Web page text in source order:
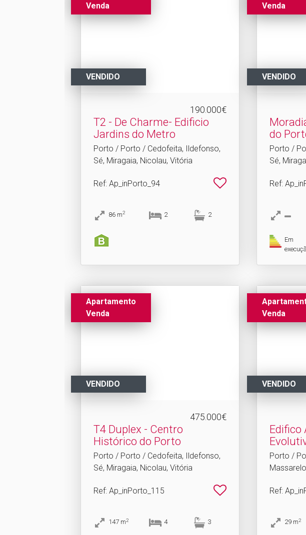
Venda
VENDIDO
190.000€
T2 - De Charme- Edificio
Jardins do Metro
Porto / Porto / Cedofeita, Ildefonso,
Sé, Miragaia, Nicolau, Vitória
Ref: Ap_inPorto_94
86 m2 2 2
Venda
VENDIDO
do
Porto /
Sé,
Ref:
Em
Apartamento
Venda
VENDIDO
475.000€
T4 Duplex - Centro
Histórico do Porto
Porto / Porto / Cedofeita, Ildefonso,
Sé, Miragaia, Nicolau, Vitória
Ref: Ap_inPorto_115
147 m2 4 3
Venda
VENDIDO
Edifico
Porto /
Ref:
29 m2